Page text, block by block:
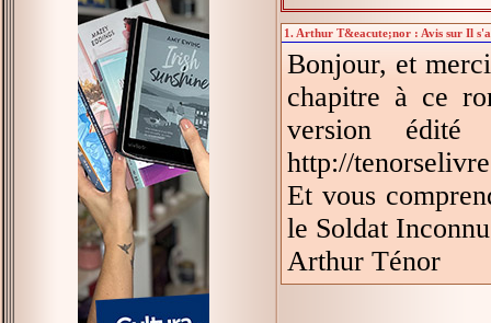
1. Arthur T&eacute;nor : Avis sur Il
Bonjour, et
chapitre à ce
version
http://
Et vous
le Soldat
Arthur Ténor